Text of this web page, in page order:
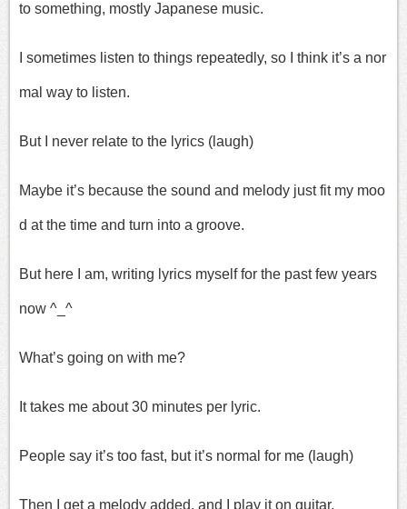
to something, mostly Japanese music.
I sometimes listen to things repeatedly, so I think it’s a nor
mal way to listen.
But I never relate to the lyrics (laugh)
Maybe it’s because the sound and melody just fit my moo
d at the time and turn into a groove.
But here I am, writing lyrics myself for the past few years
now ^_^
What’s going on with me?
It takes me about 30 minutes per lyric.
People say it’s too fast, but it’s normal for me (laugh)
Then I get a melody added, and I play it on guitar.